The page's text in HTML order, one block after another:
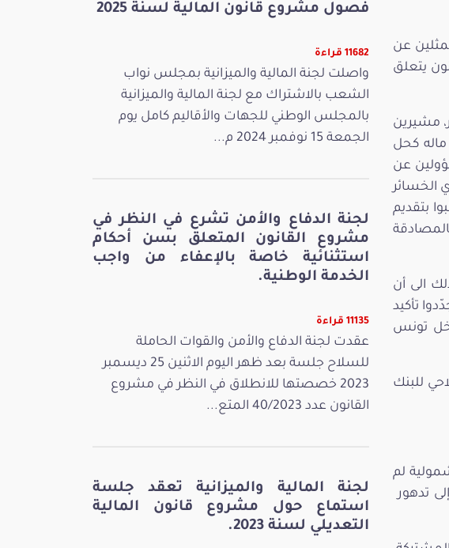
خلالها إلى ممثلين عن
يتعلق
مشيرين
كحل
عن
الخسائر
بتقديم
الى أن
تأكيد
تونس
للبنك
لم
تدهور
فصول مشروع قانون المالية لسنة 2025
11682 قراءة
واصلت لجنة المالية والميزانية بمجلس نواب
الشعب بالاشتراك مع لجنة المالية والميزانية
بالمجلس الوطني للجهات والأقاليم كامل يوم
الجمعة 15 نوفمبر 2024 م...
لجنة الدفاع والأمن تشرع في النظر في
مشروع القانون المتعلق بسن أحكام
استثنائية خاصة بالإعفاء من واجب
الخدمة الوطنية.
11135 قراءة
عقدت لجنة الدفاع والأمن والقوات الحاملة
للسلاح جلسة بعد ظهر اليوم الاثنين 25 ديسمبر
2023 خصصتها للانطلاق في النظر في مشروع
القانون عدد 40/2023 المتع...
لجنة المالية والميزانية تعقد جلسة
استماع حول مشروع قانون المالية
التعديلي لسنة 2023.